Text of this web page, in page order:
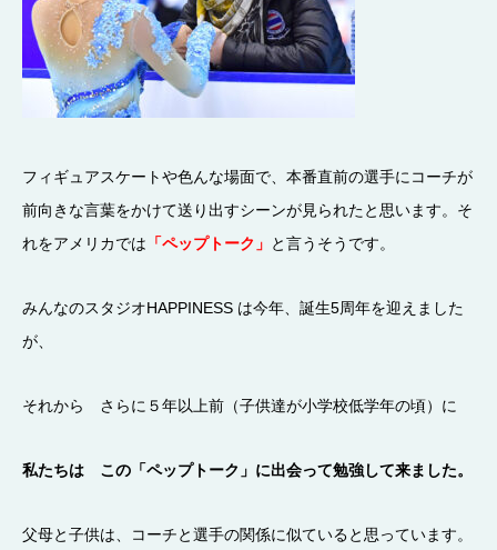
フィギュアスケートや色んな場面で、本番直前の選手にコーチが
前向きな言葉をかけて送り出すシーンが見られたと思います。そ
れをアメリカでは 「ペップトーク」 と言うそうです。
みんなのスタジオHAPPINESS は今年、誕生5周年を迎えました
が、
それから さらに５年以上前（子供達が小学校低学年の頃）に
私たちは この「ペップトーク」に出会って勉強して来ました。
父母と子供は、コーチと選手の関係に似ていると思っています。